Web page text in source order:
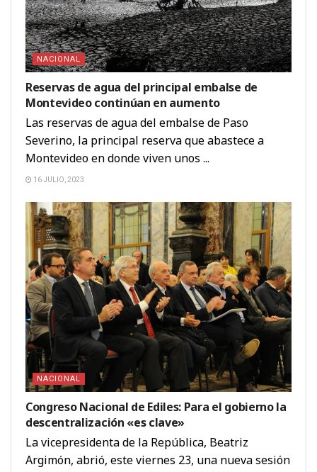
NACIONAL
Reservas de agua del principal embalse de
Montevideo continúan en aumento
Las reservas de agua del embalse de Paso
Severino, la principal reserva que abastece a
Montevideo en donde viven unos ...
16 JULIO, 2023
NACIONAL
Congreso Nacional de Ediles: Para el gobierno la
descentralización «es clave»
La vicepresidenta de la República, Beatriz
Argimón, abrió, este viernes 23, una nueva sesión